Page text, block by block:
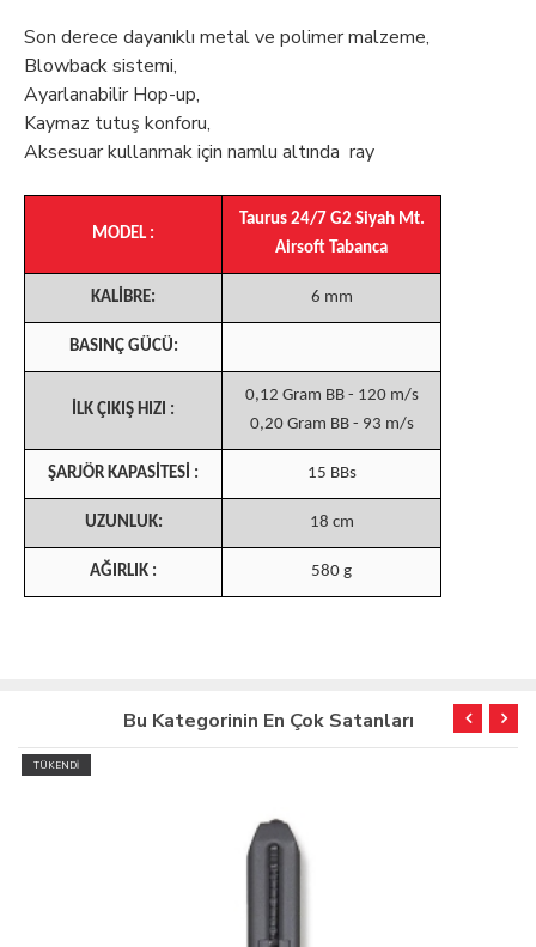
Son derece dayanıklı metal ve polimer malzeme,
Blowback sistemi,
Ayarlanabilir Hop-up,
Kaymaz tutuş konforu,
Aksesuar kullanmak için namlu altında ray
MODEL :
Taurus 24/7 G2 Siyah Mt.
Airsoft Tabanca
KALİBRE: 6 mm
BASINÇ GÜCÜ:
İLK ÇIKIŞ HIZI :
0,12 Gram BB - 120 m/s
0,20 Gram BB - 93 m/s
ŞARJÖR KAPASİTESİ : 15 BBs
UZUNLUK: 18 cm
AĞIRLIK : 580 g
Bu Kategorinin En Çok Satanları
TÜKENDİ